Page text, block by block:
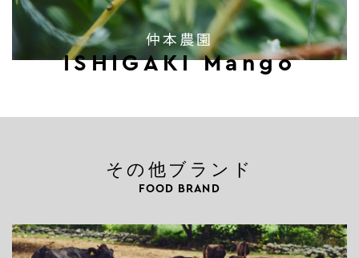
ISHIGAKI Mango
仲本農園
その他ブランド
FOOD BRAND